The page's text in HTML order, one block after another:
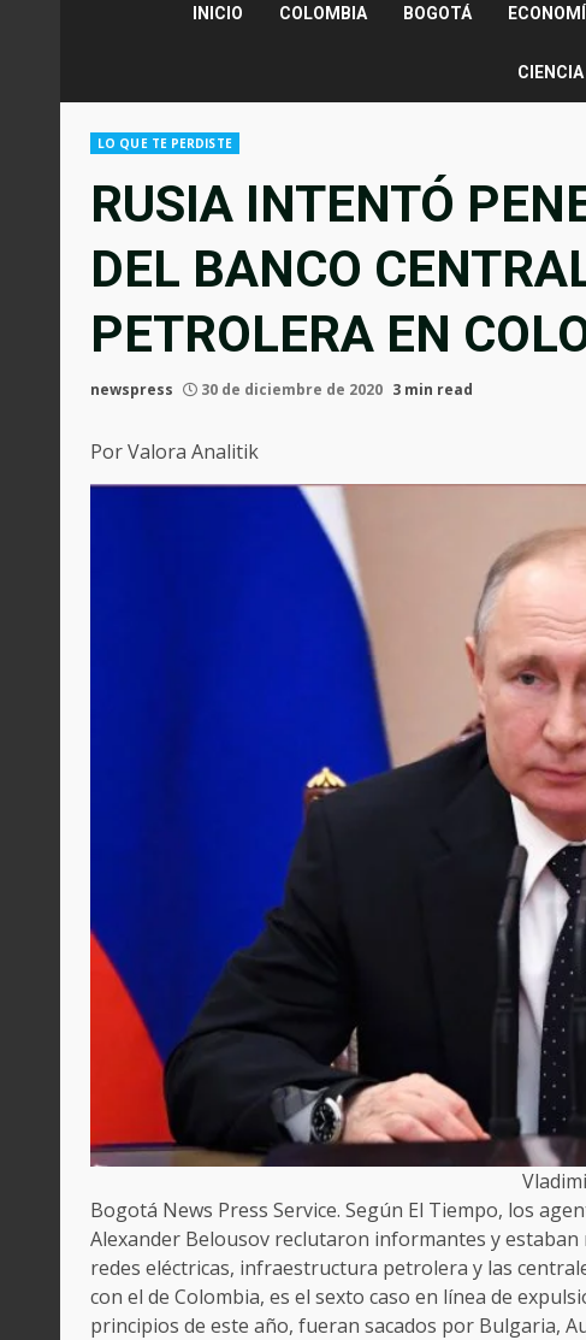
INICIO COLOMBIA BOGOTÁ
LO QUE TE PERDISTE
RUSIA INTENTÓ
DEL BANCO
PETROLERA EN
newspress 30 de diciembre de 2020 3 min read
Por Valora Analitik
Bogotá News Press Service. Según El Tiempo, los
Alexander Belousov reclutaron informantes y
redes eléctricas, infraestructura petrolera y las
con el de Colombia, es el sexto caso en línea de
principios de este año, fueran sacados por Bulgaria,